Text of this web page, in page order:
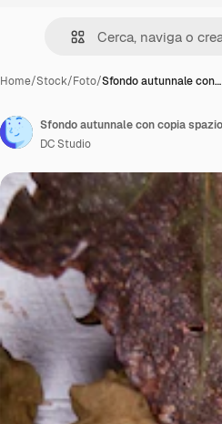
Home/Stock/Foto/Sfondo autunnale con…
DC Studio